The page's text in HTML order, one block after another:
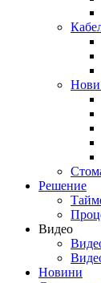
Нови
Решение
Видео
Новини